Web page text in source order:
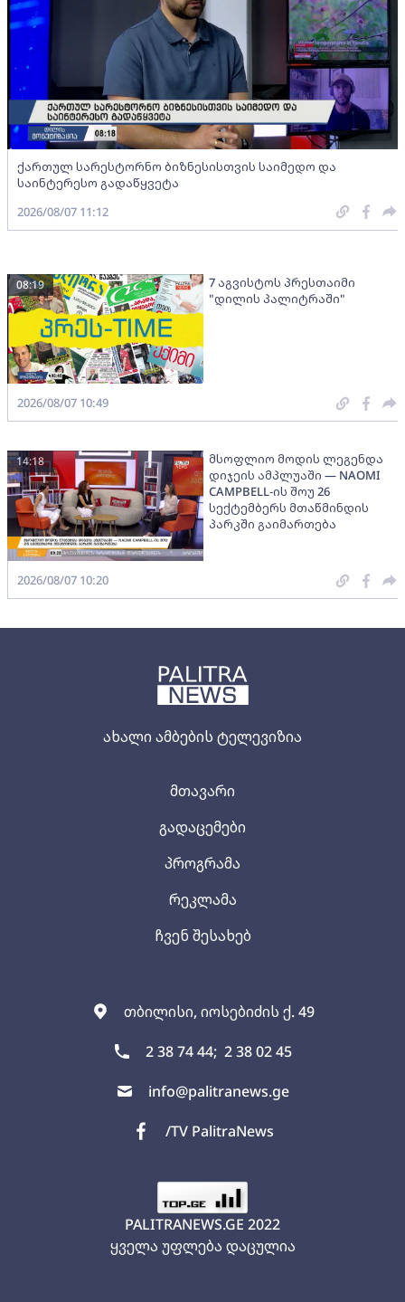
ახალი ამბების ტელევიზია
თბილისი, იოსებიძის ქ. 49
2 38 74 44; 2 38 02 45
info@palitranews.ge
/TV PalitraNews
მთავარი
გადაცემები
პროგრამა
რეკლამა
ჩვენ შესახებ
PALITRANEWS.GE 2022
ყველა უფლება დაცულია
ქართულ სარესტორნო ბიზნესისთვის საიმედო და
საინტერესო გადაწყვეტა
2026/08/07 11:12
7 აგვისტოს პრესთაიმი
"დილის პალიტრაში"
08:19
2026/08/07 10:49
მსოფლიო მოდის ლეგენდა
დიჯეის ამპლუაში — NAOMI
CAMPBELL-ის შოუ 26
სექტემბერს მთაწმინდის
პარკში გაიმართება
14:18
2026/08/07 10:20